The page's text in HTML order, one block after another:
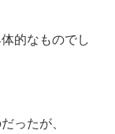
的なものでし
ったが、